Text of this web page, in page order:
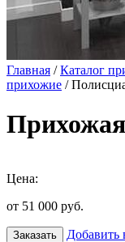
Главная /Каталог
прихожие /
Цена:
от 51 000 руб.
Заказать Добавить